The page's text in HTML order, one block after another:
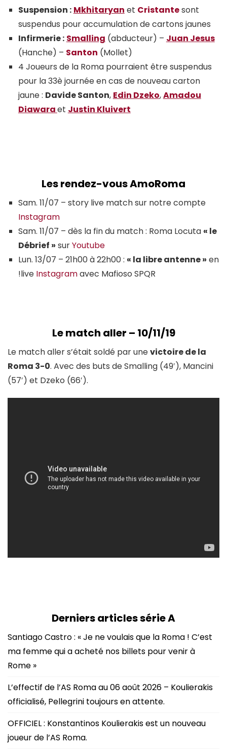
Suspension : Mkhitaryan et Cristantesont
suspendus pour accumulation de cartons jaunes
Infirmerie : Smalling (abducteur) – Juan Jesus
(Hanche) – Santon (Mollet)
4 Joueurs de la Roma pourraient être suspendus
pour la 33è journée en cas de nouveau carton
jaune : Davide Santon, Edin Dzeko,Amadou
Diawaraet Justin Kluivert
Les rendez-vous AmoRoma
Sam. 11/07 – story live match sur notre compte
Instagram
Sam. 11/07 – dès la fin du match : Roma Locuta « le
Débrief » surYoutube
Lun. 13/07 – 21h00 à 22h00 : « la libre antenne » en
!live Instagramavec Mafioso SPQR
Le match aller – 10/11/19
Le match aller s’était soldé par unevictoire de la
Roma 3-0. Avec des buts de Smalling (49′), Mancini
(57′) et Dzeko (66′).
Derniers articles série A
Santiago Castro : « Je ne voulais que la Roma ! C’est
ma femme qui a acheté nos billets pour venir à
Rome »
L’effectif de l’AS Roma au 06 août 2026 – Koulierakis
officialisé, Pellegrini toujours en attente.
OFFICIEL : Konstantinos Koulierakis est un nouveau
joueur de l’AS Roma.